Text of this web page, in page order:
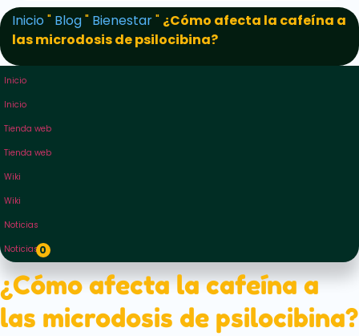
Inicio" Blog" Bienestar" ¿Cómo afecta la cafeína a
las microdosis de psilocibina?
Inicio
Inicio
Tienda web
Tienda web
Wiki
Wiki
Noticias
Noticias0
¿Cómo afecta la cafeína a
las microdosis de psilocibina?